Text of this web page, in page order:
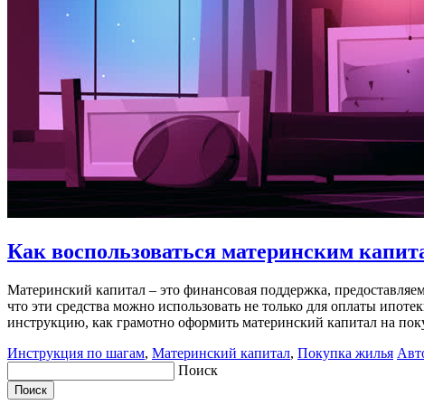
Как воспользоваться материнским
Материнский капитал – это финансовая поддержка,
что эти средства можно использовать не только для оплаты
инструкцию, как грамотно оформить материнский капитал на
Инструкция по шагам, Материнский капитал, Покупка жилья
Поиск
Поиск